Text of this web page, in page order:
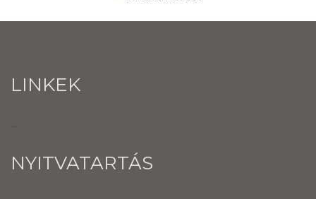
LINKEK
NYITVATARTÁS